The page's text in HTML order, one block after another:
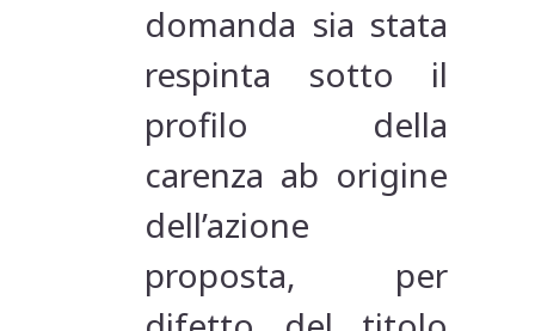
domanda sia stata
respinta sotto il
profilo della
carenza ab origine
dell’azione
proposta, per